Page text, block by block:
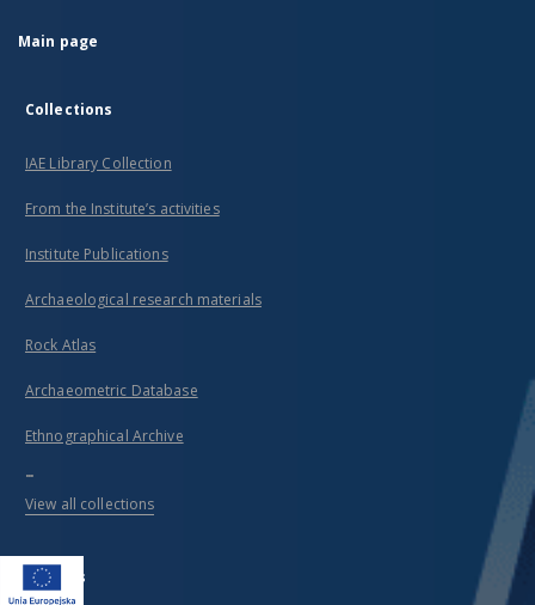
Main page
Collections
IAE Library Collection
From the Institute’s activities
Institute Publications
Archaeological research materials
Rock Atlas
Archaeometric Database
Ethnographical Archive
...
View all collections
Indexes